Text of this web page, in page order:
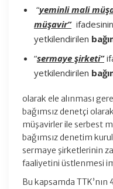
“yeminli mali
müşavir”
yetkilendirilen
“sermaye şirketi”
yetkilendirilen
olarak ele alınması
bağımsız denetçi
müşavirler ile serbest
bağımsız denetim
sermaye şirketlerinin
faaliyetini üstlenmesi
Bu kapsamda